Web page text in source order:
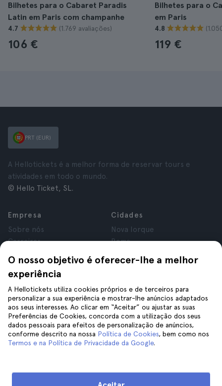
Bilhetes para o Cabaret Paradis
Latin em Paris com champanhe
4.7 (1.769 avaliações)
106 €
Bilhetes para o
em Paris
4.8
119 €
O nosso objetivo é oferecer-lhe a melhor
experiência
A Hellotickets utiliza cookies próprios e de terceiros para
personalizar a sua experiência e mostrar-lhe anúncios adaptados
aos seus interesses. Ao clicar em “Aceitar” ou ajustar as suas
Preferências de Cookies, concorda com a utilização dos seus
dados pessoais para efeitos de personalização de anúncios,
conforme descrito na nossa Política de Cookies, bem como nos
Termos e na Política de Privacidade da Google.
PRT (EUR)
A Hellotickets é a melhor forma de reservar tours e
atividades em todo o mundo.
© Hello Ticket, SL.
Empresa
Sobre nós
Carreiras
Avaliações
Privacidade
Termos e Condições
Aviso Legal
Cookies
Cidades
Nova Iorque
Roma
Londres
Cracóvia
Tenerife
Ajuda
Siga-nos